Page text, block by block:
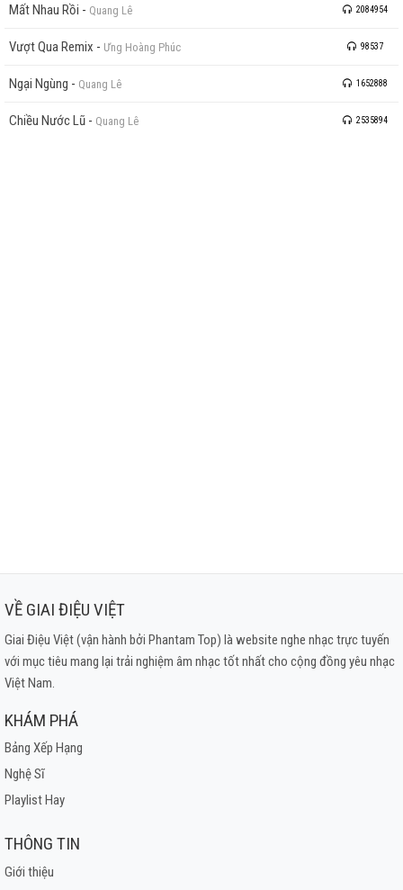
Mất Nhau Rồi - Quang Lê 2084954
Vượt Qua Remix - Ưng Hoàng Phúc 98537
Ngại Ngùng - Quang Lê 1652888
Chiều Nước Lũ - Quang Lê 2535894
VỀ GIAI ĐIỆU VIỆT
Giai Điệu Việt (vận hành bởi Phantam Top) là website nghe nhạc trực tuyến
với mục tiêu mang lại trải nghiệm âm nhạc tốt nhất cho cộng đồng yêu nhạc
Việt Nam.
KHÁM PHÁ
Bảng Xếp Hạng
Nghệ Sĩ
Playlist Hay
THÔNG TIN
Giới thiệu